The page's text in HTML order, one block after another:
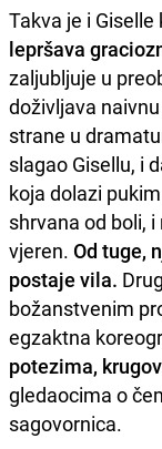
Takva je i
lepršava
zaljubljuje u
doživljava
strane u
slagao Gisellu, i
koja dolazi
shrvana od boli,
vjeren. Od tuge,
postaje vila.
božanstvenim
egzaktna
potezima,
gledaocima o
sagovornica.